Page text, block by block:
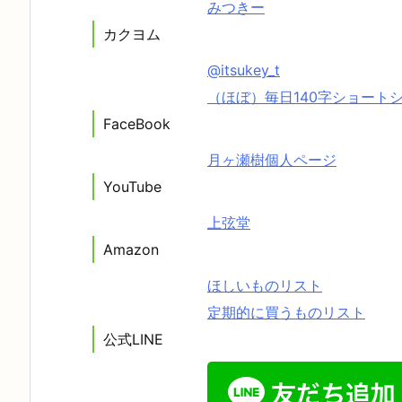
みつきー
カクヨム
@itsukey_t
（ほぼ）毎日140字ショート
FaceBook
月ヶ瀬樹個人ページ
YouTube
上弦堂
Amazon
ほしいものリスト
定期的に買うものリスト
公式LINE